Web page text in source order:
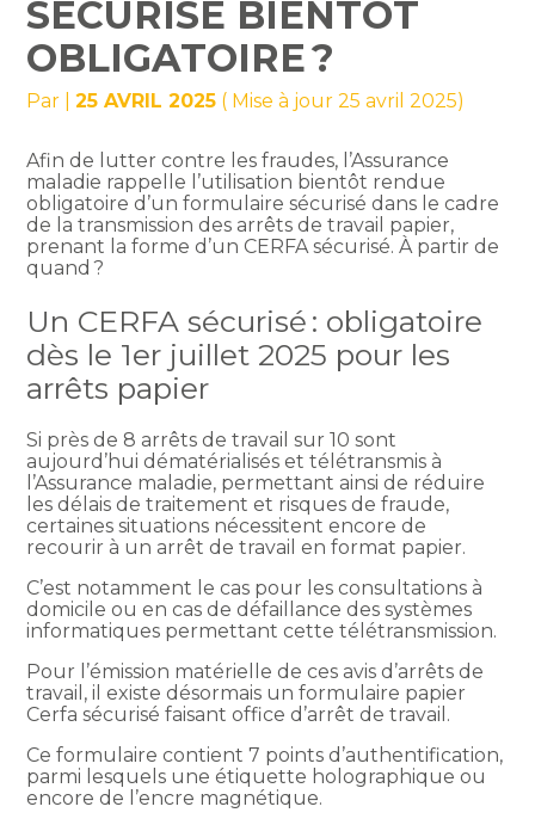
SÉCURISÉ BIENTÔT
OBLIGATOIRE ?
Par |25 AVRIL 2025 ( Mise à jour 25 avril 2025)
Afin de lutter contre les fraudes, l’Assurance
maladie rappelle l’utilisation bientôt rendue
obligatoire d’un formulaire sécurisé dans le cadre
de la transmission des arrêts de travail papier,
prenant la forme d’un CERFA sécurisé. À partir de
quand ?
Un CERFA sécurisé : obligatoire
dès le 1er juillet 2025 pour les
arrêts papier
Si près de 8 arrêts de travail sur 10 sont
aujourd’hui dématérialisés et télétransmis à
l’Assurance maladie, permettant ainsi de réduire
les délais de traitement et risques de fraude,
certaines situations nécessitent encore de
recourir à un arrêt de travail en format papier.
C’est notamment le cas pour les consultations à
domicile ou en cas de défaillance des systèmes
informatiques permettant cette télétransmission.
Pour l’émission matérielle de ces avis d’arrêts de
travail, il existe désormais un formulaire papier
Cerfa sécurisé faisant office d’arrêt de travail.
Ce formulaire contient 7 points d’authentification,
parmi lesquels une étiquette holographique ou
encore de l’encre magnétique.